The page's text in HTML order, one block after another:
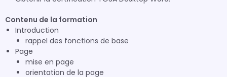
Contenu de la formation
Introduction
rappel des fonctions de base
Page
mise en page
orientation de la page